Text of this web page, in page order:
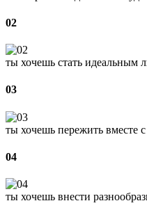
02
ты хочешь стать идеальным
03
ты хочешь пережить вместе
04
ты хочешь внести